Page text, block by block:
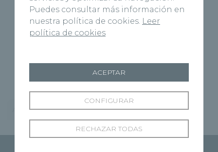
Área principal
Actividad docente Actividad investigadora
Puedes consultar más información en
nuestra política de cookies. Leer
política de cookies
RECHAZAR TODAS
CONFIGURAR
ACEPTAR